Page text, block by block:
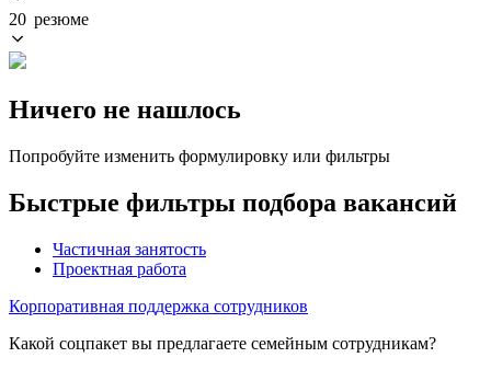
20 резюме
Ничего не нашлось
Попробуйте изменить формулировку или фильтры
Быстрые фильтры подбора вакансий
Частичная занятость
Проектная работа
Корпоративная поддержка сотрудников
Какой соцпакет вы предлагаете семейным сотрудникам?